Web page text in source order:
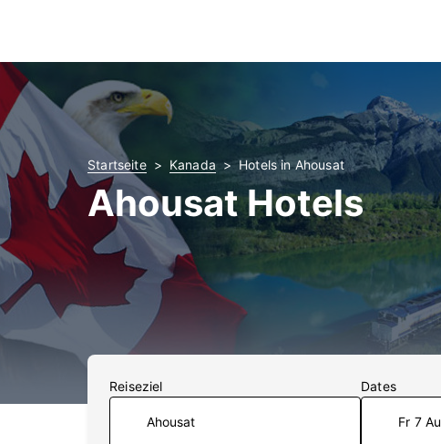
Startseite Kanada Hotels in Ahousat
Ahousat Hotels
Reiseziel Dates
Fr 7